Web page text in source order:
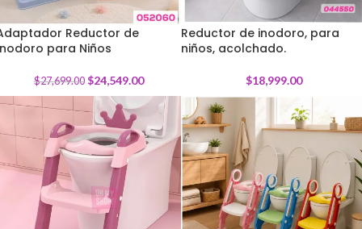
-11%
Reductor de
para Niños
$27,699.00 $24,549.00
Reductor de inodoro, para
niños, acolchado.
$18,999.00